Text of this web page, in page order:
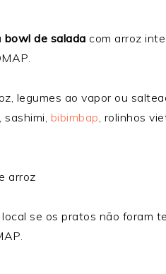
bowl de salada com arroz
legumes ao vapor ou
, sashimi, bibimbap, rolinhos
se os pratos não foram